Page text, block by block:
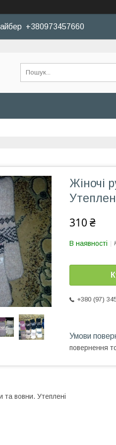
+380973457660
Жіночі
310 ₴
В наявності
+380 (97)
повернення
та вовни. Утеплені